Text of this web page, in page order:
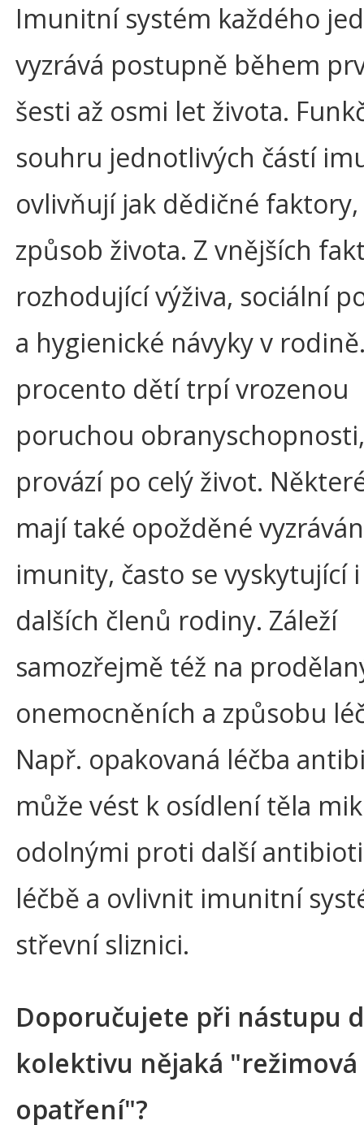
Imunitní systém každého
vyzrává postupně během
šesti až osmi let života.
souhru jednotlivých částí
ovlivňují jak dědičné
způsob života. Z vnějších
rozhodující výživa, sociální
a hygienické návyky v
procento dětí trpí vrozenou
poruchou
provází po celý život.
mají také opožděné
imunity, často se vyskytující
dalších členů rodiny. Záleží
samozřejmě též na
onemocněních a způsobu
Např. opakovaná léčba
může vést k osídlení těla
odolnými proti další
léčbě a ovlivnit imunitní
střevní sliznici.
Doporučujete při nástupu
kolektivu nějaká "režimová
opatření"?